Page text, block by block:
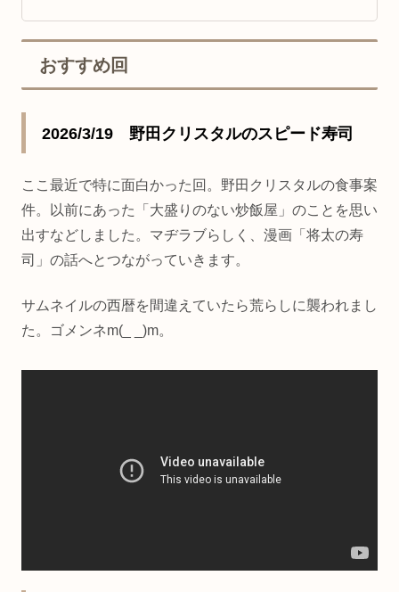
おすすめ回
2026/3/19 野田クリスタルのスピード寿司
ここ最近で特に面白かった回。野田クリスタルの食事案
件。以前にあった「大盛りのない炒飯屋」のことを思い
出すなどしました。マヂラブらしく、漫画「将太の寿
司」の話へとつながっていきます。
サムネイルの西暦を間違えていたら荒らしに襲われまし
た。ゴメンネm(_ _)m。